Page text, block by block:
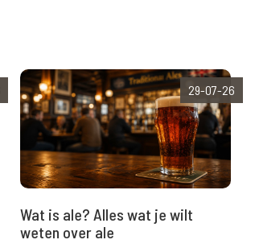
29-07-26
Wat is ale? Alles wat je wilt
weten over ale